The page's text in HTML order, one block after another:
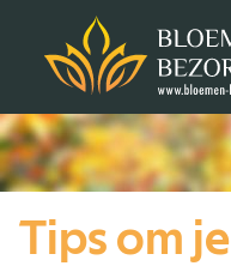
Tips om